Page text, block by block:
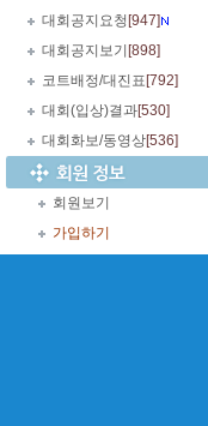
대회공지요청 [947]
대회공지보기 [898]
코트배정/대진표 [792]
대회(입상)결과[530]
대회화보/동영상[536]
회원보기
가입하기